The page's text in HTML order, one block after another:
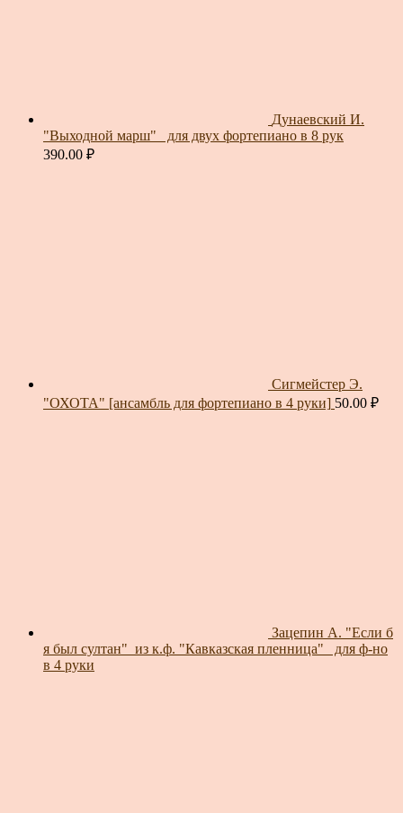
Дунаевский И.
"Выходной марш"_ для двух фортепиано в 8 рук
390.00 ₽
Сигмейстер Э.
"ОХОТА" [ансамбль для фортепиано в 4 руки] 50.00 ₽
Зацепин А. "Если б
я был султан"_из к.ф. "Кавказская пленница"_ для ф-но
в 4 руки